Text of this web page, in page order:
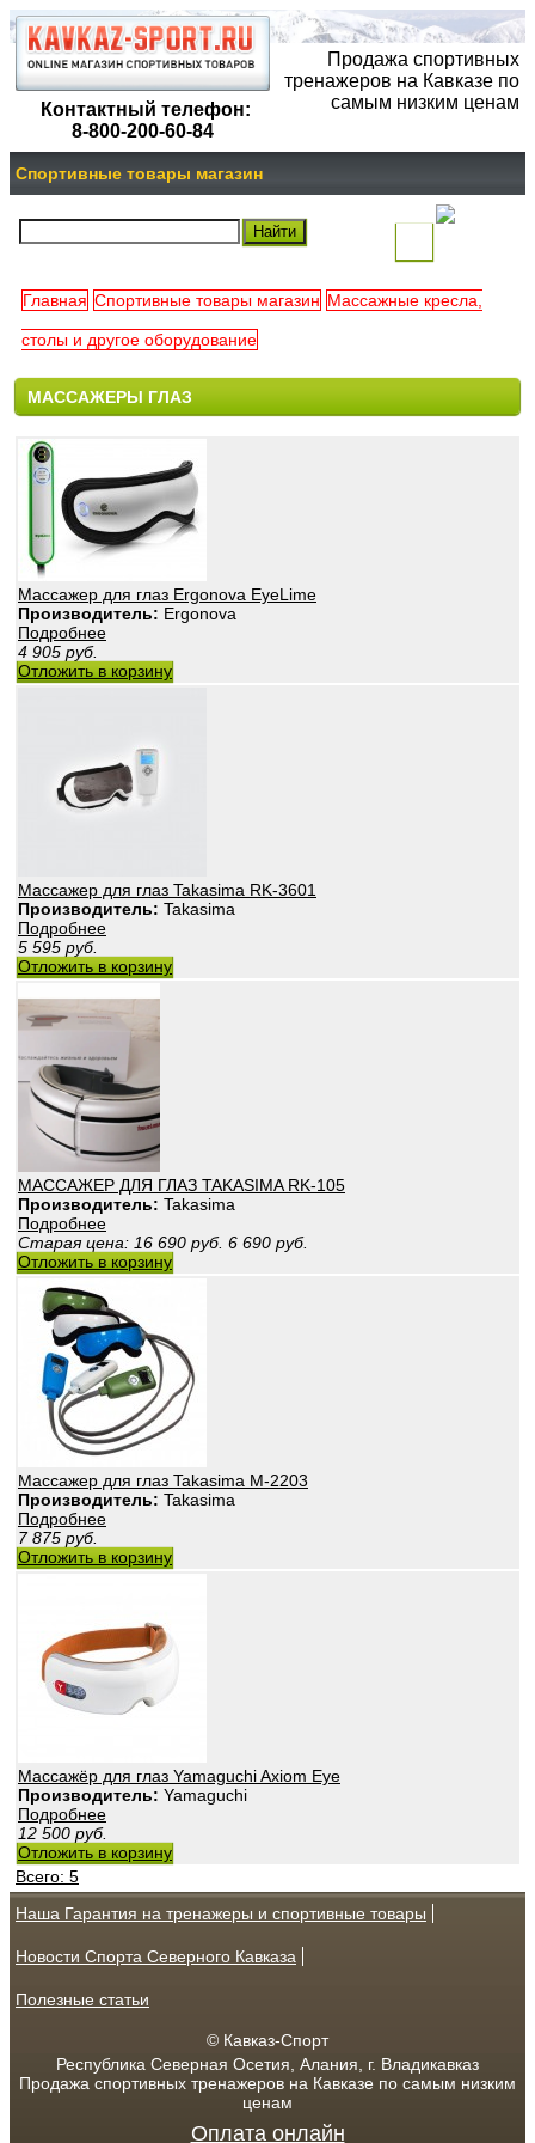
Контактный телефон:
8-800-200-60-84
Продажа спортивных
тренажеров на Кавказе по
самым низким ценам
Спортивные товары магазин
Главная Спортивные товары магазин Массажные кресла,
столы и другое оборудование
МАССАЖЕРЫ ГЛАЗ
Массажер для глаз Ergonova EyeLime
Производитель: Ergonova
Подробнее
4 905 руб.
Отложить в корзину
Массажер для глаз Takasima RK-3601
Производитель: Takasima
Подробнее
5 595 руб.
Отложить в корзину
МАССАЖЕР ДЛЯ ГЛАЗ TAKASIMA RK-105
Производитель: Takasima
Подробнее
Старая цена: 16 690 руб. 6 690 руб.
Отложить в корзину
Массажер для глаз Takasima М-2203
Производитель: Takasima
Подробнее
7 875 руб.
Отложить в корзину
Массажёр для глаз Yamaguchi Axiom Eye
Производитель: Yamaguchi
Подробнее
12 500 руб.
Отложить в корзину
Всего: 5
Наша Гарантия на тренажеры и спортивные товары
Новости Спорта Северного Кавказа
Полезные статьи
© Кавказ-Спорт
Республика Северная Осетия, Алания, г. Владикавказ
Продажа спортивных тренажеров на Кавказе по самым низким
ценам
Оплата онлайн